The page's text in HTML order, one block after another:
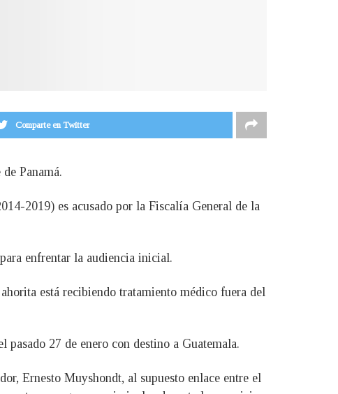
Comparte en Twitter
Panamá.
2019) es acusado por la Fiscalía General de la
enfrentar la audiencia inicial.
está recibiendo tratamiento médico fuera del
27 de enero con destino a Guatemala.
Ernesto Muyshondt, al supuesto enlace entre el